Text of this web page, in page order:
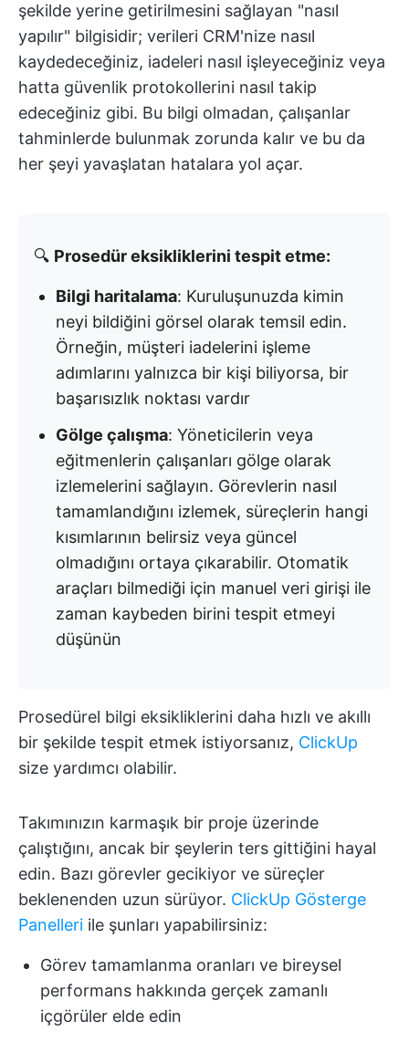
şekilde yerine getirilmesini sağlayan "nasıl
yapılır" bilgisidir; verileri CRM'nize nasıl
kaydedeceğiniz, iadeleri nasıl işleyeceğiniz veya
hatta güvenlik protokollerini nasıl takip
edeceğiniz gibi. Bu bilgi olmadan, çalışanlar
tahminlerde bulunmak zorunda kalır ve bu da
her şeyi yavaşlatan hatalara yol açar.
🔍 Prosedür eksikliklerini tespit etme:
Bilgi haritalama: Kuruluşunuzda kimin
neyi bildiğini görsel olarak temsil edin.
Örneğin, müşteri iadelerini işleme
adımlarını yalnızca bir kişi biliyorsa, bir
başarısızlık noktası vardır
Gölge çalışma: Yöneticilerin veya
eğitmenlerin çalışanları gölge olarak
izlemelerini sağlayın. Görevlerin nasıl
tamamlandığını izlemek, süreçlerin hangi
kısımlarının belirsiz veya güncel
olmadığını ortaya çıkarabilir. Otomatik
araçları bilmediği için manuel veri girişi ile
zaman kaybeden birini tespit etmeyi
düşünün
Prosedürel bilgi eksikliklerini daha hızlı ve akıllı
bir şekilde tespit etmek istiyorsanız, ClickUp
size yardımcı olabilir.
Takımınızın karmaşık bir proje üzerinde
çalıştığını, ancak bir şeylerin ters gittiğini hayal
edin. Bazı görevler gecikiyor ve süreçler
beklenenden uzun sürüyor. ClickUp Gösterge
Panelleri ile şunları yapabilirsiniz:
Görev tamamlanma oranları ve bireysel
performans hakkında gerçek zamanlı
içgörüler elde edin